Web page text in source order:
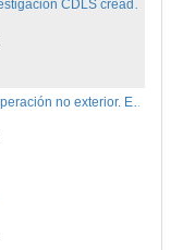
ao grupo de investigación CDLS creado ao abeiro da convocatoria de investigación e grupos de investigación para o desenvolvemento